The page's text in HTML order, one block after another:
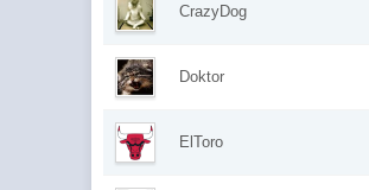
CrazyDog
Doktor
ElToro